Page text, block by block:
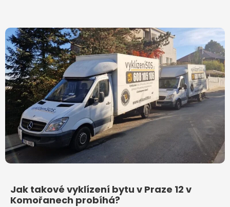
Jak takové vyklízení bytu v Praze 12 v
Komořanech probíhá?